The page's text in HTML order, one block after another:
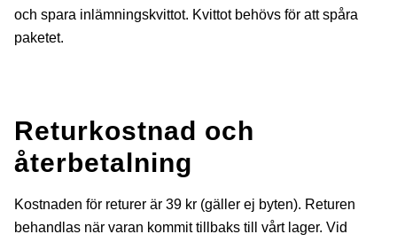
och spara inlämningskvittot. Kvittot behövs för att spåra
paketet.
Returkostnad och
återbetalning
Kostnaden för returer är 39 kr (gäller ej byten). Returen
behandlas när varan kommit tillbaks till vårt lager. Vid